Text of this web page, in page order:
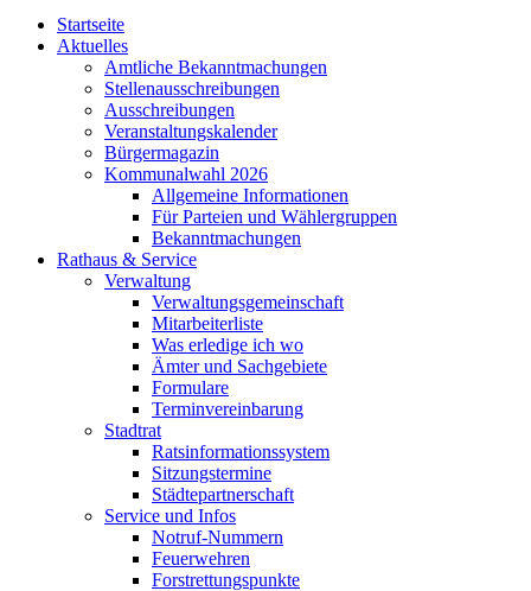
Startseite
Aktuelles
Amtliche Bekanntmachungen
Stellenausschreibungen
Ausschreibungen
Veranstaltungskalender
Bürgermagazin
Kommunalwahl 2026
Allgemeine Informationen
Für Parteien und Wählergruppen
Bekanntmachungen
Rathaus & Service
Verwaltung
Verwaltungsgemeinschaft
Mitarbeiterliste
Was erledige ich wo
Ämter und Sachgebiete
Formulare
Terminvereinbarung
Stadtrat
Ratsinformationssystem
Sitzungstermine
Städtepartnerschaft
Service und Infos
Notruf-Nummern
Feuerwehren
Forstrettungspunkte